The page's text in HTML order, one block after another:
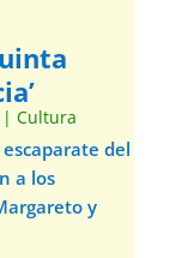
Cultura
del
a los
y